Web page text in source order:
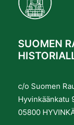
SUOMEN
c/o Suomen
Hyvinkäänkatu
05800